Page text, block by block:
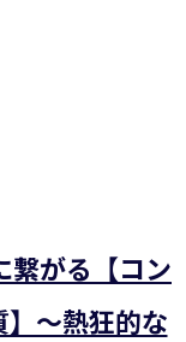
繋がる【コン
～熱狂的な